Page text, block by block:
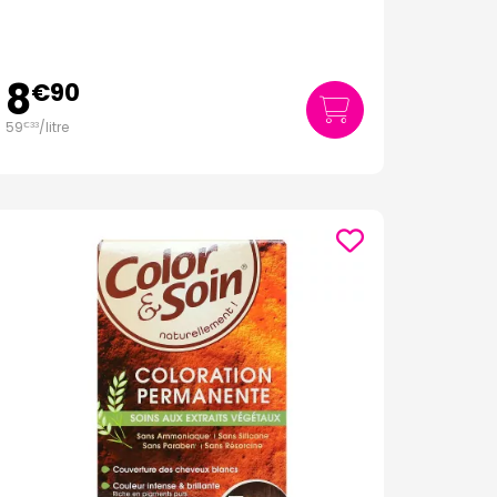
8€90
59€33/litre